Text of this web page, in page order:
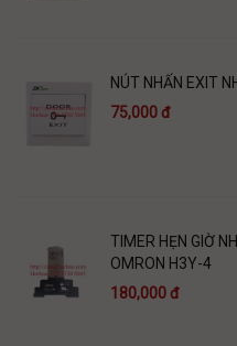
NÚT NHẤN EXIT
75,000 đ
TIMER HẸN GIỜ
OMRON H3Y-4
180,000 đ